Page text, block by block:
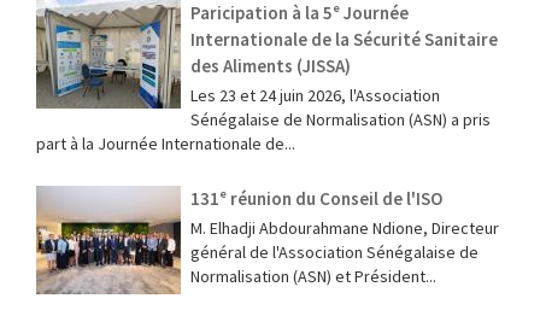
Paricipation à la 5ᵉ Journée
Internationale de la Sécurité Sanitaire
des Aliments (JISSA)
‎Les 23 et 24 juin 2026, l'Association
Sénégalaise de Normalisation (ASN) a pris
part à la Journée Internationale de...
131ᵉ réunion du Conseil de l'ISO
M. Elhadji Abdourahmane Ndione, Directeur
général de l'Association Sénégalaise de
Normalisation (ASN) et Président...